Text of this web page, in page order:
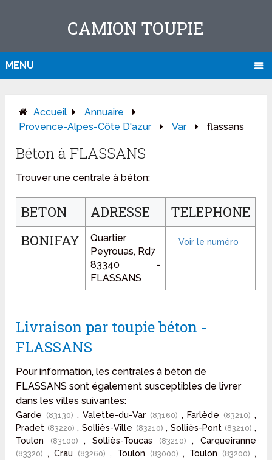
CAMION TOUPIE
MENU
Accueil
Annuaire
Provence-Alpes-Côte D'azur
Var flassans
Béton à FLASSANS
Trouver une centrale à béton:
BETON ADRESSE
TELEPHONE
BONIFAY
Quartier
Peyrouas, Rd7
83340 -
FLASSANS
Livraison par toupie béton -
FLASSANS
Pour information, les centrales à béton de
FLASSANS sont également susceptibles de livrer
dans les villes suivantes:
Garde (83130) , Valette-du-Var (83160) , Farlède (83210) ,
Pradet (83220), Solliès-Ville (83210) , Solliès-Pont (83210) ,
Toulon
(83100), Solliès-Toucas (83210), Carqueiranne
(83320), Crau (83260), Toulon (83000) , Toulon (83200) ,